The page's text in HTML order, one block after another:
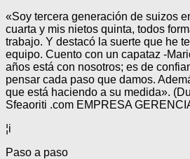
«Soy tercera generación de suizos
cuarta y mis nietos quinta, todos
trabajo. Y destacó la suerte que he
equipo. Cuento con un capataz -
años está con nosotros; es de
pensar cada paso que damos.
que está haciendo a su medida».
Sfeaoriti .com EMPRESA
¦i
Paso a paso